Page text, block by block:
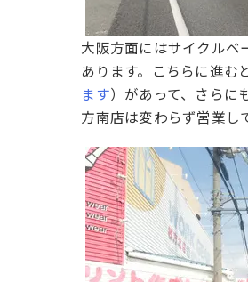
大阪方面にはサイクルベ
あります。こちらに進む
ます）があって、さらに
方南店は変わらず営業し